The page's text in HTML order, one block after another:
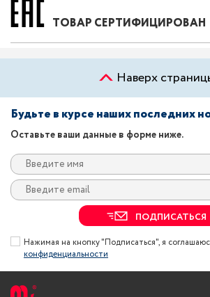
ТОВАР СЕРТИФИЦИРОВАН
Наверх
Будьте в курсе наших последних
Оставьте ваши данные в форме ниже.
ПОДПИСАТЬСЯ
Нажимая на кнопку "Подписаться", я
конфиденциальности